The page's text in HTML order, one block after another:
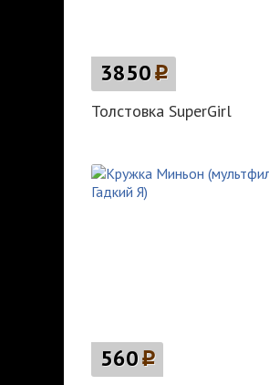
3850p
Толстовка SuperGirl
560p